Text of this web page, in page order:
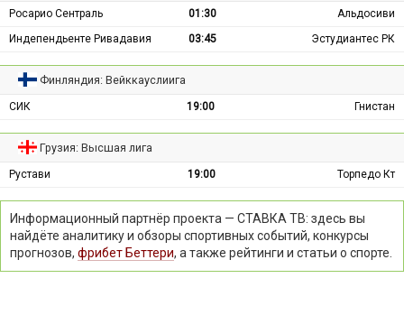
Росарио Сентраль 01:30
Альдосиви
Индепендьенте Ривадавия
03:45 Эстудиантес РК
Финляндия: Вейккауслиига
СИК 19:00 Гнистан
Грузия: Высшая лига
Рустави 19:00 Торпедо Кт
Информационный партнёр проекта — СТАВКА ТВ: здесь вы
найдёте аналитику и обзоры спортивных событий, конкурсы
прогнозов, фрибет Беттери, а также рейтинги и статьи о спорте.